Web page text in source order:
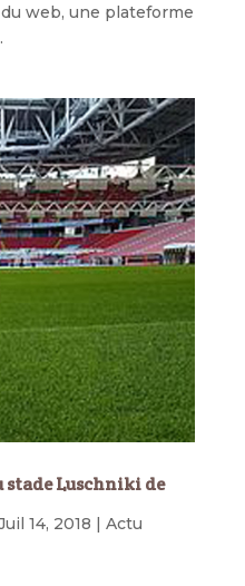
web, une plateforme
stade Luschniki de
14, 2018 | Actu